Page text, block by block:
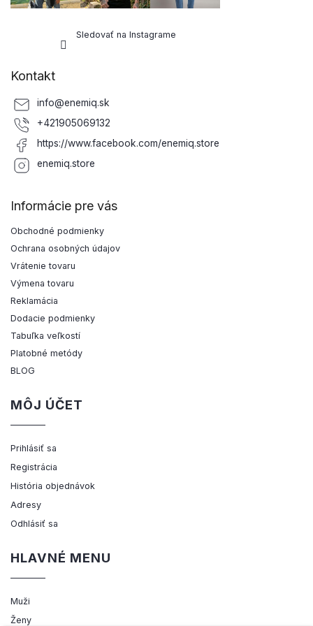
Sledovať na Instagrame
Kontakt
info@enemiq.sk
+421905069132
https://www.facebook.com/enemiq.store
enemiq.store
Informácie pre vás
Obchodné podmienky
Ochrana osobných údajov
Vrátenie tovaru
Výmena tovaru
Reklamácia
Dodacie podmienky
Tabuľka veľkostí
Platobné metódy
BLOG
MÔJ ÚČET
Prihlásiť sa
Registrácia
História objednávok
Adresy
Odhlásiť sa
HLAVNÉ MENU
Muži
Ženy